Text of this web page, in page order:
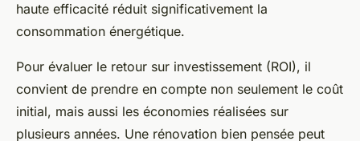
haute efficacité réduit significativement la
consommation énergétique.
Pour évaluer le retour sur investissement (ROI), il
convient de prendre en compte non seulement le coût
initial, mais aussi les économies réalisées sur
plusieurs années. Une rénovation bien pensée peut